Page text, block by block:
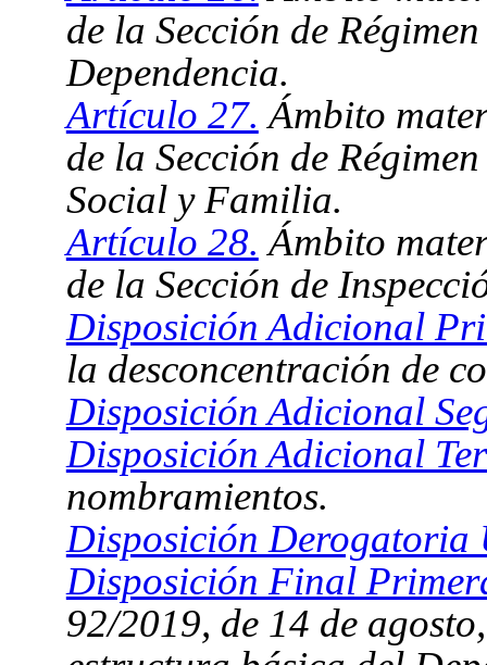
de la Sección de
Dependencia.
Artículo 27. Ámbito
de la Sección de
Social y Familia.
Artículo 28. Ámbito
de la Sección de
Disposición Adicional
la desconcentración de
Disposición Adicional
Disposición Adicional
nombramientos.
Disposición Derogatoria
Disposición Final
92/2019, de 14 de